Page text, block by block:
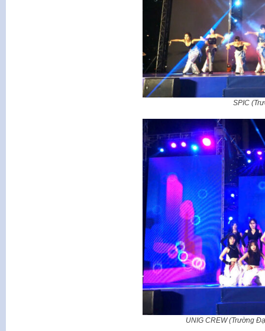
SPIC
UNIG CREW (Trường